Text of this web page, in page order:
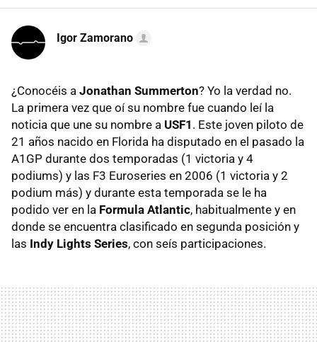
Igor Zamorano
¿Conocéis a Jonathan Summerton? Yo la verdad no.
La primera vez que oí su nombre fue cuando leí la
noticia que une su nombre a USF1 . Este joven piloto de
21 años nacido en Florida ha disputado en el pasado la
A1GP durante dos temporadas (1 victoria y 4
podiums) y las F3 Euroseries en 2006 (1 victoria y 2
podium más) y durante esta temporada se le ha
podido ver en la Formula Atlantic, habitualmente y en
donde se encuentra clasificado en segunda posición y
las Indy Lights Series, con seís participaciones.